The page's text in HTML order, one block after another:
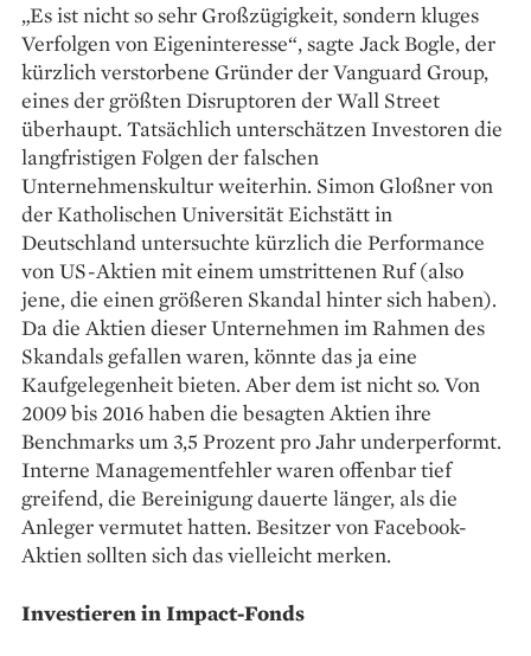
„Es ist nicht so sehr Großzügigkeit, ­sondern kluges
Verfolgen von Eigeninteresse“, sagte Jack Bogle, der
kürzlich verstorbene Gründer der Vanguard Group,
eines der größten ­Disruptoren der Wall Street
überhaupt. Tatsächlich unterschätzen Investoren die
langfristigen Folgen der falschen
Unternehmenskultur weiterhin. Simon Gloßner von
der Katholischen Universität Eichstätt in
Deutschland untersuchte kürzlich die Performance
von US-Aktien mit einem umstrittenen Ruf (also
jene, die einen größeren Skandal hinter sich haben).
Da die Aktien dieser Unternehmen im Rahmen des
Skandals gefallen waren, könnte das ja eine
Kaufgelegenheit bieten. Aber dem ist nicht so. Von
2009 bis 2016 haben die besagten Aktien ihre
Benchmarks um 3,5 Prozent pro Jahr underperformt.
Interne Managementfehler waren offenbar tief
greifend, die Bereinigung dauerte länger, als die
Anleger vermutet hatten. Besitzer von Facebook-
Aktien sollten sich das vielleicht merken.
Investieren in Impact-Fonds